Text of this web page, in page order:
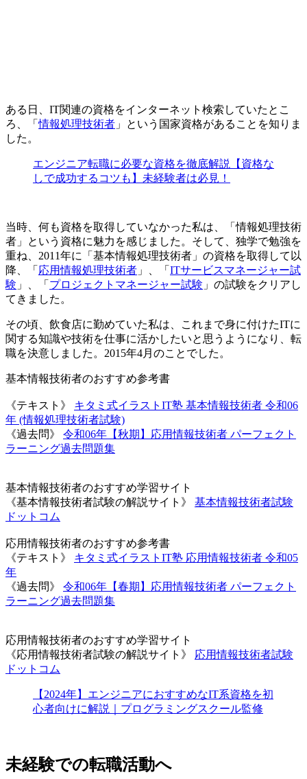
ある日、IT関連の資格をインターネット検索していたとこ
ろ、「情報処理技術者 」という国家資格があることを知りま
した。
エンジニア転職に必要な資格を徹底解説【資格な
しで成功するコツも】未経験者は必見！
当時、何も資格を取得していなかった私は、「情報処理技術
者」という資格に魅力を感じました。そして、独学で勉強を
重ね、2011年に「基本情報処理技術者」の資格を取得して以
降、「 応用情報処理技術者 」、「 ITサービスマネージャー試
験 」、「 プロジェクトマネージャー試験 」の試験をクリアし
てきました。
その頃、飲食店に勤めていた私は、これまで身に付けたITに
関する知識や技術を仕事に活かしたいと思うようになり、転
職を決意しました。2015年4月のことでした。
基本情報技術者のおすすめ参考書
《テキスト》 キタミ式イラストIT塾 基本情報技術者 令和06
年 (情報処理技術者試験)
《過去問》 令和06年【秋期】応用情報技術者 パーフェクト
ラーニング過去問題集
基本情報技術者のおすすめ学習サイト
《基本情報技術者試験の解説サイト》 基本情報技術者試験
ドットコム
応用情報技術者のおすすめ参考書
《テキスト》 キタミ式イラストIT塾 応用情報技術者 令和05
年
《過去問》 令和06年【春期】応用情報技術者 パーフェクト
ラーニング過去問題集
応用情報技術者のおすすめ学習サイト
《応用情報技術者試験の解説サイト》 応用情報技術者試験
ドットコム
【2024年】エンジニアにおすすめなIT系資格を初
心者向けに解説｜プログラミングスクール監修
未経験での転職活動へ